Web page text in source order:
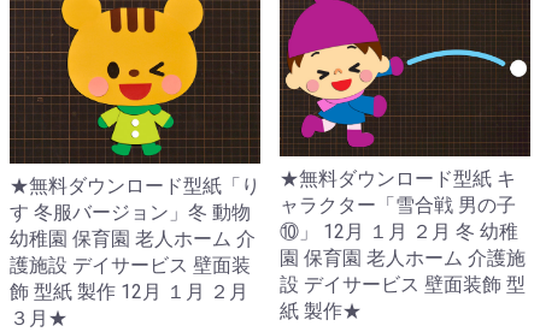
★無料ダウンロード型紙「り
す 冬服バージョン」冬 動物
幼稚園 保育園 老人ホーム 介
護施設 デイサービス 壁面装
飾 型紙 製作 12月 １月 ２月
３月★
★無料ダウンロード型紙 キ
ャラクター「雪合戦 男の子
⑩」 12月 １月 ２月 冬 幼稚
園 保育園 老人ホーム 介護施
設 デイサービス 壁面装飾 型
紙 製作★